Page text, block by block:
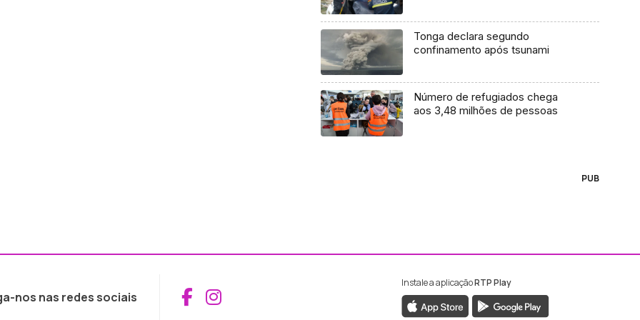
Tonga declara segundo
confinamento após tsunami
Número de refugiados chega
aos 3,48 milhões de pessoas
PUB
nos nas redes sociais Aceder ao Facebook da RTP Madeira
Aceder ao Instagram da RTP Madeira
Instale a aplicaçãoRTP Play